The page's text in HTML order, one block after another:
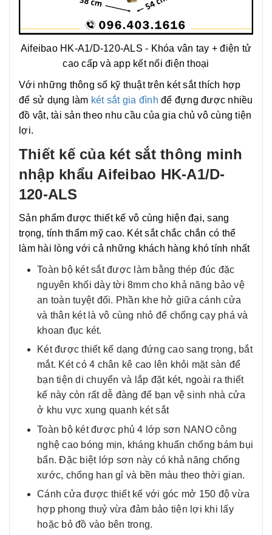
Aifeibao HK-A1/D-120-ALS - Khóa vân tay + điện tử
cao cấp và app kết nối điện thoại
Với những thông số kỹ thuật trên két sắt thích hợp
để sử dụng làm két sắt gia đình để đựng được nhiều
đồ vật, tài sản theo nhu cầu của gia chủ vô cùng tiện
lợi.
Thiết kế của két sắt thông minh
nhập khẩu Aifeibao HK-A1/D-
120-ALS
Sản phẩm được thiết kế vô cùng hiện đại, sang
trọng, tính thẩm mỹ cao. Két sắt chắc chắn có thể
làm hài lòng với cả những khách hàng khó tính nhất
Toàn bộ két sắt được làm bằng thép đúc đặc
nguyên khối dày tời 8mm cho khả năng bảo vệ
an toàn tuyệt đối. Phần khe hở giữa cánh cửa
và thân két là vô cùng nhỏ để chống cạy phá và
khoan đục két.
Két được thiết kế dạng đứng cao sang trọng, bắt
mắt. Két có 4 chân kê cao lên khỏi mặt sàn để
bạn tiện di chuyển và lắp đặt két, ngoài ra thiết
kế này còn rất dễ đàng để bạn vệ sinh nhà cửa
ở khu vực xung quanh két sắt
Toàn bộ két được phủ 4 lớp sơn NANO công
nghệ cao bóng mịn, kháng khuẩn chống bám bụi
bẩn. Đặc biệt lớp sơn này có khả năng chống
xước, chống han gỉ và bền màu theo thời gian.
Cánh cửa được thiết kế với góc mở 150 độ vừa
hợp phong thuỷ vừa đảm bảo tiện lợi khi lấy
hoặc bỏ đồ vào bên trong.